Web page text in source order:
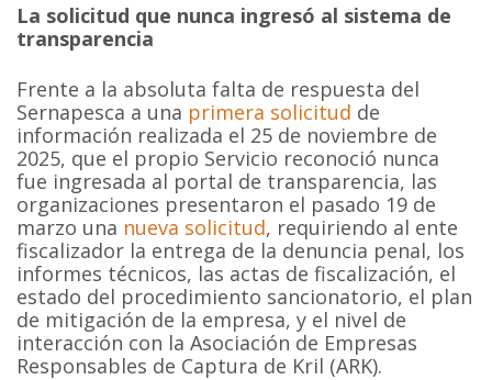
La solicitud que nunca ingresó al sistema de
transparencia
Frente a la absoluta falta de respuesta del
Sernapesca a una primera solicitud de
información realizada el 25 de noviembre de
2025, que el propio Servicio reconoció nunca
fue ingresada al portal de transparencia, las
organizaciones presentaron el pasado 19 de
marzo una nueva solicitud, requiriendo al ente
fiscalizador la entrega de la denuncia penal, los
informes técnicos, las actas de fiscalización, el
estado del procedimiento sancionatorio, el plan
de mitigación de la empresa, y el nivel de
interacción con la Asociación de Empresas
Responsables de Captura de Kril (ARK).